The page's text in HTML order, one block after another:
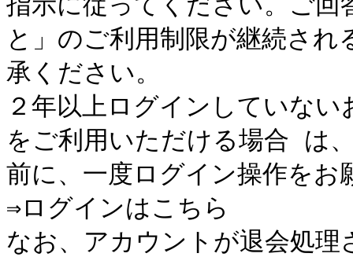
と」のご利用制限が継続さ
承ください。
２年以上ログインしていな
をご利用いただける場合
前に、一度ログイン操作をお
⇒ログインはこちら
なお、アカウントが退会処